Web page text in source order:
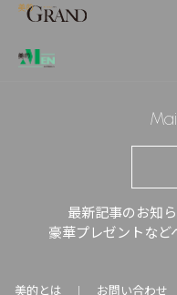
最新記事のお知
豪華プレゼントなど
美的とは ｜ お問い合わせ